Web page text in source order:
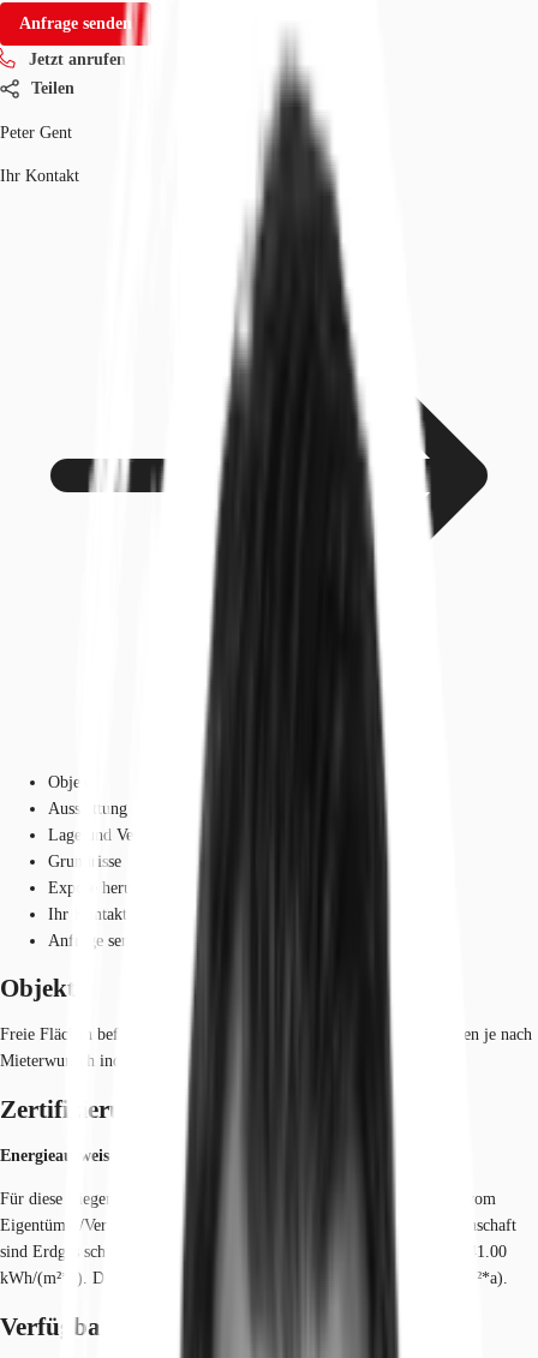
Anfrage senden
Jetzt anrufen
Teilen
Peter Gent
Ihr Kontakt
Objekt
Ausstattung
Lage und Verkehrsanbindung
Grundrisse
Exposé herunterladen
Ihr Kontakt
Anfrage senden
Objekt
Freie Flächen befinden sich 1. und 2. OG des Gebäudes. Diese können je nach
Mieterwunsch individuell aufgeteilt werden.
Zertifizierungen
Energieausweis
Für diese Liegenschaft liegt ein Verbrauchsausweis vom 26.08.2020 vom
Eigentümer/Vermieter vor. Die wesentlichen Energieträger der Liegenschaft
sind Erdgas schwer, Strom. Der Endenergieverbrauch Strom beträgt 41.00
kWh/(m²*a). Der Endenergieverbrauch Wärme beträgt 82.00 kWh/(m²*a).
Verfügbare Fläche